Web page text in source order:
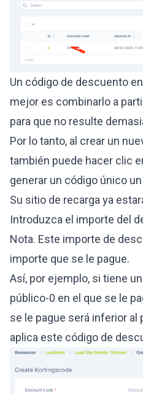
Un código de descuento
mejor es combinarlo a
para que no resulte
Por lo tanto, al crear un
también puede hacer clic
generar un código único
Su sitio de recarga ya
Introduzca el importe del
Nota. Este importe de
importe que se le pague.
Así, por ejemplo, si tiene
público-0 en el que se le
se le pague será inferior al
aplica este código de